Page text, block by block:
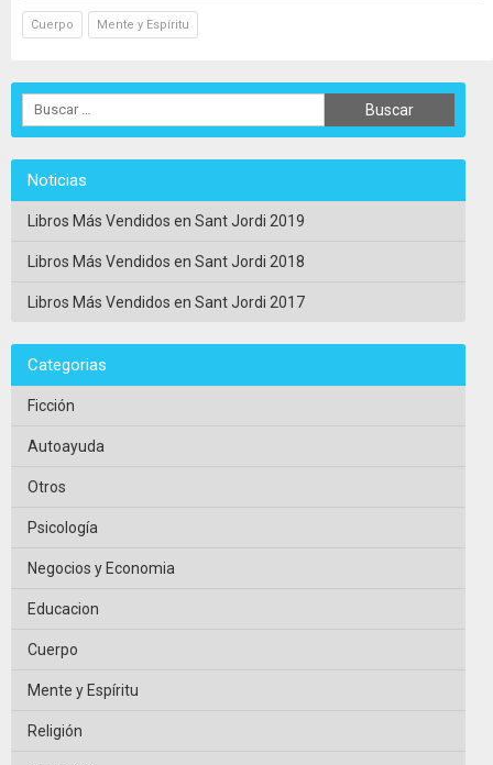
Cuerpo Mente y Espíritu
Noticias
Libros Más Vendidos en Sant Jordi 2019
Libros Más Vendidos en Sant Jordi 2018
Libros Más Vendidos en Sant Jordi 2017
Categorias
Ficción
Autoayuda
Otros
Psicología
Negocios y Economia
Educacion
Cuerpo
Mente y Espíritu
Religión